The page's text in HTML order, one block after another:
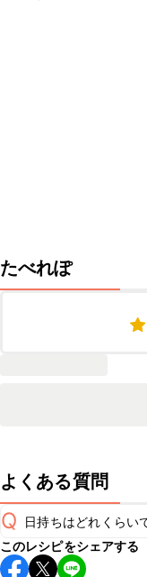
たべれぽ
よくある質問
Q 日持ちはどれくらい
保存期間は冷蔵で翌
このレシピをシェアする